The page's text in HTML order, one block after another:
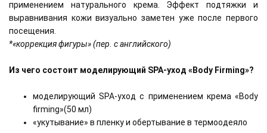
применением натурального крема. Эффект подтяжки и
выравнивания кожи визуально заметен уже после первого
посещения.
*«коррекция фигуры» (пер. с английского)
Из чего состоит моделирующий SPA-уход «Body Firming»?
моделирующий SPA-уход с применением крема «Body
firming»(50 мл)
«укутывание» в пленку и обертывание в термоодеяло